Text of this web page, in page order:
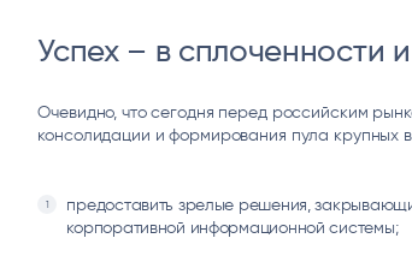
Успех – в сплоченности
Очевидно, что сегодня перед российским
консолидации и формирования пула крупных
предоставить зрелые решения,
корпоративной информационной системы;